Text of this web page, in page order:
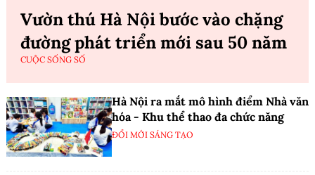
Vườn thú Hà Nội bước vào chặng
đường phát triển mới sau 50 năm
CUỘC SỐNG SỐ
Hà Nội ra mắt mô hình điểm Nhà văn
hóa - Khu thể thao đa chức năng
ĐỔI MỚI SÁNG TẠO